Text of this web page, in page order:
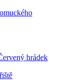
hrádek